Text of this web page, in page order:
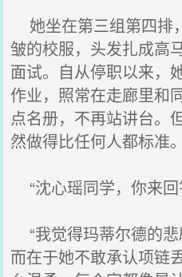
她坐在第三组第四排
皱的校服，头发扎成高
面试。自从停职以来，
作业，照常在走廊里和
点名册，不再站讲台。
然做得比任何人都标准。
“沈心瑶同学，你来回
“我觉得玛蒂尔德的悲
而在于她不敢承认项链